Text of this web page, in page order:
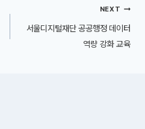
NEXT
서울디지털재단 공공행정 데이터
역량 강화 교육